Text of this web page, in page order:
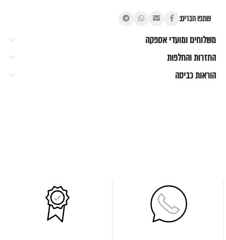
שתפו חברים:
משלוחים ומועדי אספקה
החזרות והחלפות
הוראות כביסה